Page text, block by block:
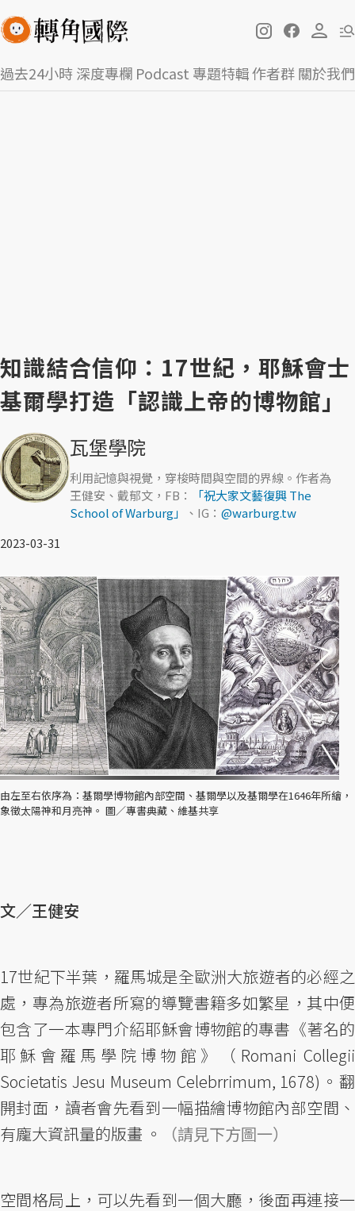
過去24小時深度專欄 Podcast 專題特輯作者群關於我們
知識結合信仰：17世紀，耶穌會士
基爾學打造「認識上帝的博物館」
瓦堡學院
利用記憶與視覺，穿梭時間與空間的界線。作者為
王健安、戴郁文，FB：
「祝大家文藝復興 The
School of Warburg」
、IG： @warburg.tw
2023-03-31
由左至右依序為：基爾學博物館內部空間、基爾學以及基爾學在1646年所繪，
象徵太陽神和月亮神。 圖／專書典藏、維基共享
文／王健安
17世紀下半葉，羅馬城是全歐洲大旅遊者的必經之
處，專為旅遊者所寫的導覽書籍多如繁星，其中便
包含了一本專門介紹耶穌會博物館的專書《著名的
耶穌會羅馬學院博物館》（Romani Collegii
Societatis Jesu Museum Celebrrimum, 1678)。翻
開封面，讀者會先看到一幅描繪博物館內部空間、
有龐大資訊量的版畫 。
（請見下方圖一）
空間格局上，可以先看到一個大廳，後面再連接一